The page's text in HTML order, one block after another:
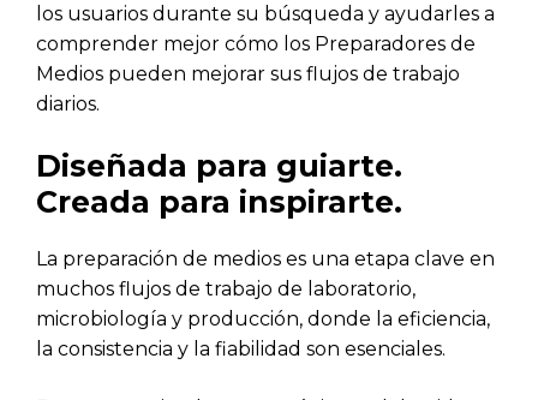
los usuarios durante su búsqueda y ayudarles a
comprender mejor cómo los Preparadores de
Medios pueden mejorar sus flujos de trabajo
diarios.
Diseñada para guiarte.
Creada para inspirarte.
La preparación de medios es una etapa clave en
muchos flujos de trabajo de laboratorio,
microbiología y producción, donde la eficiencia,
la consistencia y la fiabilidad son esenciales.